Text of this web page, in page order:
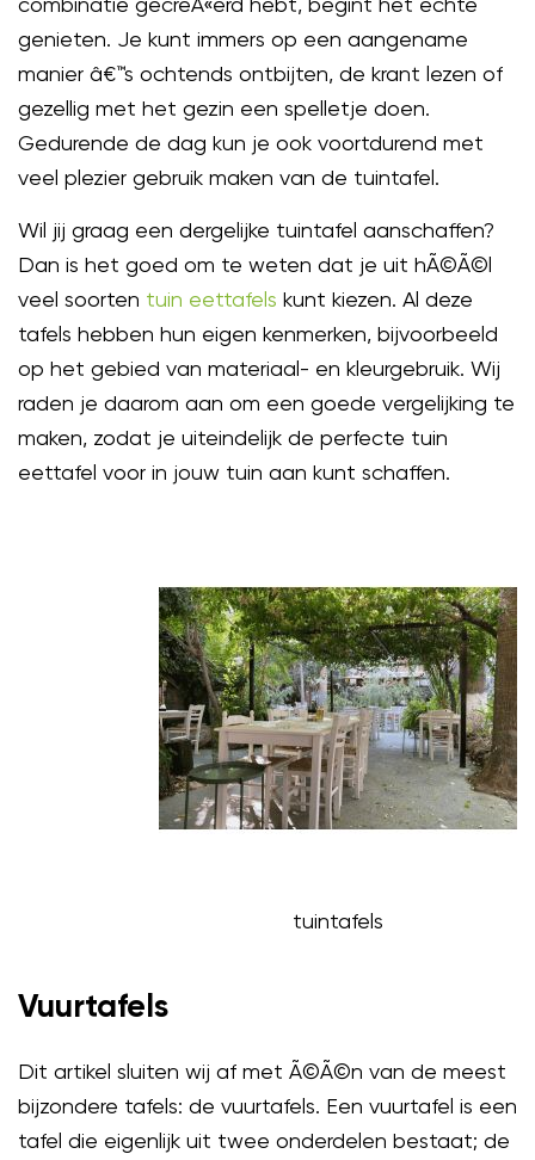
genieten. Je kunt immers op een aangename
manier â€™s ochtends ontbijten, de krant lezen of
gezellig met het gezin een spelletje doen.
Gedurende de dag kun je ook voortdurend met
veel plezier gebruik maken van de tuintafel.
Wil jij graag een dergelijke tuintafel aanschaffen?
Dan is het goed om te weten dat je uit hÃ©Ã©l
veel soorten tuin eettafels kunt kiezen. Al deze
tafels hebben hun eigen kenmerken, bijvoorbeeld
op het gebied van materiaal- en kleurgebruik. Wij
raden je daarom aan om een goede vergelijking te
maken, zodat je uiteindelijk de perfecte tuin
eettafel voor in jouw tuin aan kunt schaffen.
tuintafels
Vuurtafels
Dit artikel sluiten wij af met Ã©Ã©n van de meest
bijzondere tafels: de vuurtafels. Een vuurtafel is een
tafel die eigenlijk uit twee onderdelen bestaat; de